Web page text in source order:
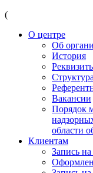
(
О центре
Об
История
Вакансии
Порядок
области
Клиентам
Запись